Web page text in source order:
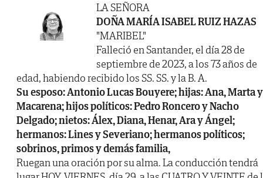
LA SEÑORA
DOÑA MARÍA ISABEL RUIZ HAZAS
"MARIBEL"
Falleció en Santander, el día 28 de
septiembre de 2023, a los 73 años de
edad, habiendo recibido los SS. SS. y la B. A.
Su esposo: Antonio Lucas Bouyere; hijas: Ana, Marta y
Macarena; hijos políticos: Pedro Roncero y Nacho
Delgado; nietos: Álex, Diana, Henar, Ara y Ángel;
hermanos: Lines y Severiano; hermanos políticos;
sobrinos, primos y demás familia,
Ruegan una oración por su alma. La conducción tendrá